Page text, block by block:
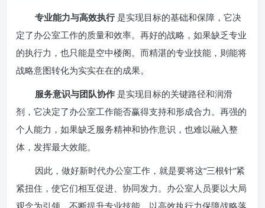
专业能力与高效执行 是实现目标的基础和保障，它决
定了办公室工作的质量和效率。再好的战略，如果缺乏专业
的执行力，也只能是空中楼阁。而精湛的专业技能，则能将
战略意图转化为实实在在的成果。
服务意识与团队协作 是实现目标的关键路径和润滑
剂，它决定了办公室工作能否赢得支持和形成合力。再强的
个人能力，如果缺乏服务精神和协作意识，也难以融入整
体，发挥最大效能。
因此，做好新时代办公室工作，就是要将这“三根针”紧
紧扭住，使它们相互促进、协同发力。办公室人员要以大局
观念为引领，不断提升专业技能，以高效执行力保障战略落